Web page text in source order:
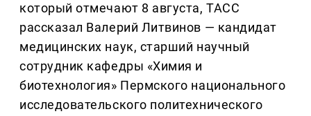
который отмечают 8 августа, ТАСС
рассказал Валерий Литвинов — кандидат
медицинских наук, старший научный
сотрудник кафедры «Химия и
биотехнология» Пермского национального
исследовательского политехнического